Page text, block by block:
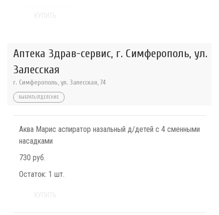
Аптека Здрав-сервис, г. Симферополь, ул.
Залесская
г. Симферополь, ул. Залесская, 74
ВЫБРАТЬ ОТДЕЛЕНИЕ
Аква Марис аспиратор назальный д/детей с 4 сменными
насадками
730 руб.
Остаток: 1 шт.